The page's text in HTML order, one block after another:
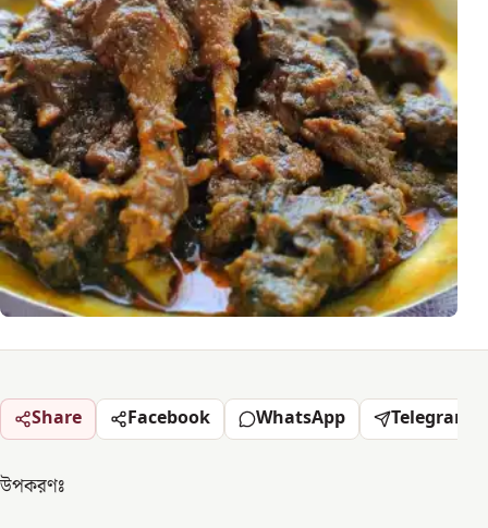
Share Facebook WhatsApp Telegram
উপকরণঃ